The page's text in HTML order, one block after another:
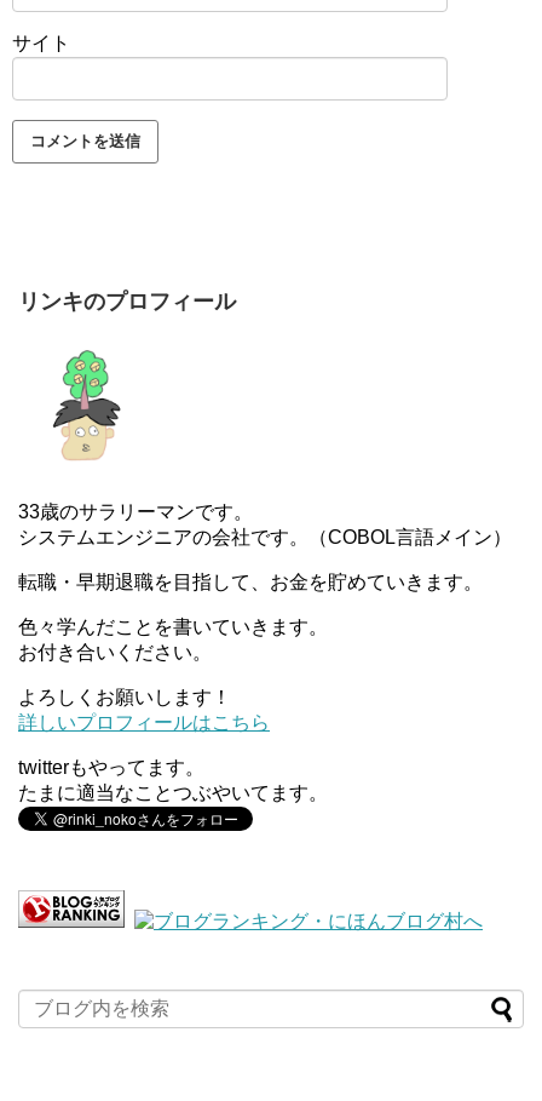
サイト
リンキのプロフィール
33歳のサラリーマンです。
システムエンジニアの会社です。（COBOL言語メイン）
転職・早期退職を目指して、お金を貯めていきます。
色々学んだことを書いていきます。
お付き合いください。
よろしくお願いします！
詳しいプロフィールはこちら
twitterもやってます。
たまに適当なことつぶやいてます。